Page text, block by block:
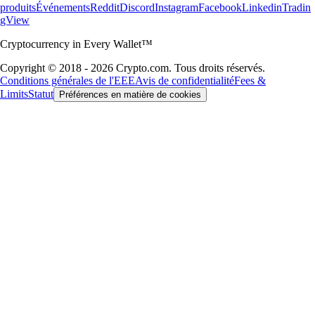
produitsÉvénementsRedditDiscordInstagramFacebookLinkedinTradin
gView
Cryptocurrency in Every Wallet™
Copyright © 2018 - 2026 Crypto.com. Tous droits réservés.
Conditions générales de l'EEEAvis de confidentialitéFees &
LimitsStatut Préférences en matière de cookies